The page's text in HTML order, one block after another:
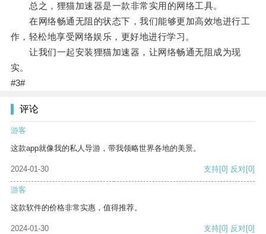
总之，狸猫加速器是一款非常实用的网络工具。
在网络畅通无阻的状态下，我们能够更加高效地进行工
作，轻松地享受网络娱乐，更好地进行学习。
让我们一起安装狸猫加速器，让网络畅通无阻成为现
实。
#3#
评论
游客
这款app就像我的私人导游，带我领略世界各地的美景。
2024-01-30 支持[0] 反对[0]
游客
这款软件的价格非常实惠，值得推荐。
2024-01-30 支持[0] 反对[0]